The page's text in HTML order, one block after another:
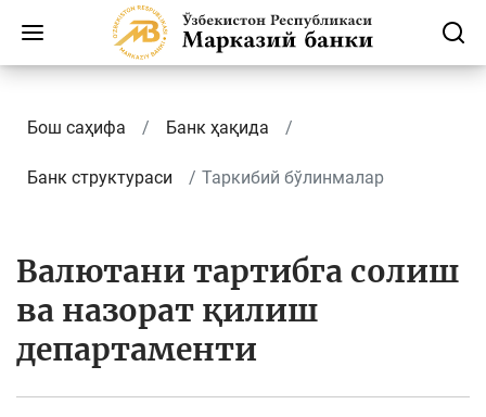
Бош саҳифа Банк ҳақида
Банк структураси Таркибий бўлинмалар
Валютани тартибга солиш
ва назорат қилиш
департаменти